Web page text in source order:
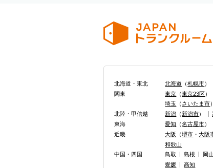
北海道・東北 北海道 （札幌市）
関東
東京 （東京23区）
埼玉
（さいたま市）
北陸・甲信越
新潟 （新潟市）
東海
愛知 （名古屋市）
近畿
大阪 （堺市 ・大阪
和歌山
中国・四国
鳥取 島根 岡山
愛媛
高知